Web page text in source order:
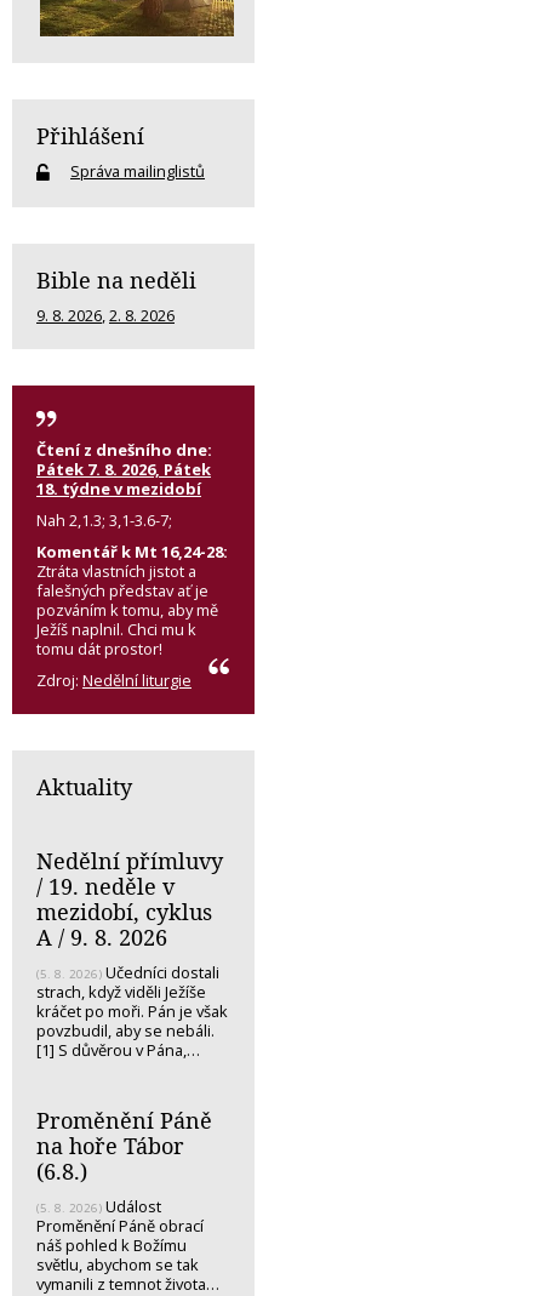
Přihlášení
Správa mailinglistů
Bible na neděli
9. 8. 2026,2. 8. 2026
Čtení z dnešního dne:
Pátek 7. 8. 2026, Pátek
18. týdne v mezidobí
Nah 2,1.3; 3,1-3.6-7;
Komentář k Mt 16,24-28:
Ztráta vlastních jistot a
falešných představ ať je
pozváním k tomu, aby mě
Ježíš naplnil. Chci mu k
tomu dát prostor!
Zdroj: Nedělní liturgie
Aktuality
Nedělní přímluvy
/ 19. neděle v
mezidobí, cyklus
A / 9. 8. 2026
(5. 8. 2026) Učedníci dostali
strach, když viděli Ježíše
kráčet po moři. Pán je však
povzbudil, aby se nebáli.
[1] S důvěrou v Pána,…
Proměnění Páně
na hoře Tábor
(6.8.)
(5. 8. 2026) Událost
Proměnění Páně obrací
náš pohled k Božímu
světlu, abychom se tak
vymanili z temnot života…